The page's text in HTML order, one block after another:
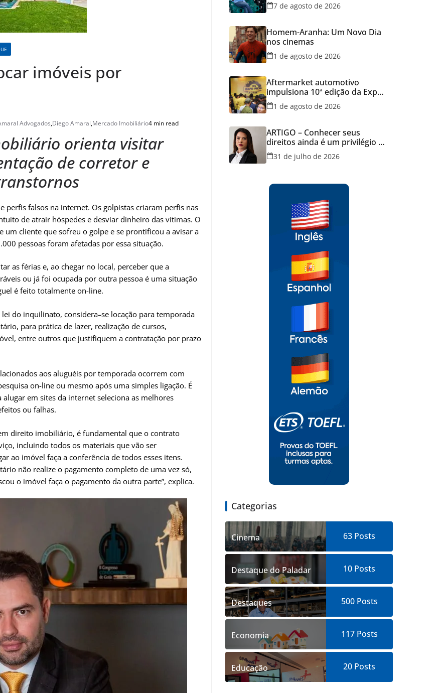
imóveis por
Advogados,Diego Amaral,Mercado Imobiliário4 min read
orienta visitar
de corretor e
perfis falsos na internet. Os golpistas criaram perfis nas
de atrair hóspedes e desviar dinheiro das vítimas. O
cliente que sofreu o golpe e se prontificou a avisar a
pessoas foram afetadas por essa situação.
as férias e, ao chegar no local, perceber que a
ou já foi ocupada por outra pessoa é uma situação
é feito totalmente on-line.
do inquilinato, considera–se locação para temporada
para prática de lazer, realização de cursos,
entre outros que justifiquem a contratação por prazo
aos aluguéis por temporada ocorrem com
on-line ou mesmo após uma simples ligação. É
em sites da internet seleciona as melhores
ou falhas.
direito imobiliário, é fundamental que o contrato
incluindo todos os materiais que vão ser
ao imóvel faça a conferência de todos esses itens.
não realize o pagamento completo de uma vez só,
o imóvel faça o pagamento da outra parte”, explica.
7 de agosto de 2026
Homem-Aranha: Um Novo Dia
nos cinemas
1 de agosto de 2026
Aftermarket automotivo
impulsiona 10ª edição da Expo
Peças no Centro-Oeste
1 de agosto de 2026
ARTIGO – Conhecer seus
direitos ainda é um privilégio no
Brasil
31 de julho de 2026
Categorias
Cinema 63 Posts
Destaque do Paladar 10 Posts
Destaques 500Posts
Economia 117Posts
Educação 20 Posts